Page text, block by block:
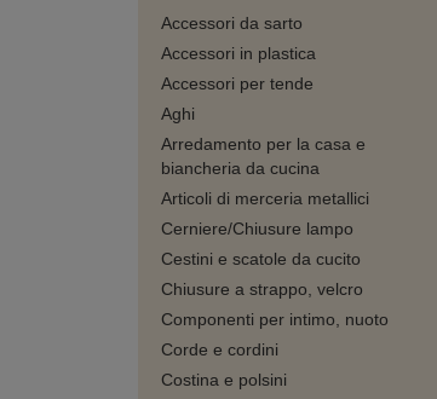
Accessori da sarto
Accessori in plastica
Accessori per tende
Aghi
Arredamento per la casa e
biancheria da cucina
Articoli di merceria metallici
Cerniere/Chiusure lampo
Cestini e scatole da cucito
Chiusure a strappo, velcro
Componenti per intimo, nuoto
Corde e cordini
Costina e polsini